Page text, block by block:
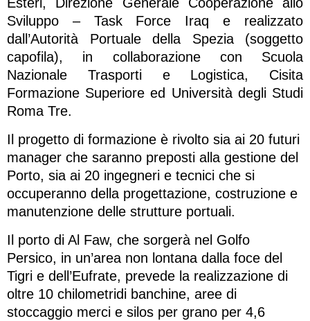
Sviluppo – Task Force Iraq e realizzato
dall’Autorità Portuale della Spezia (soggetto
capofila), in collaborazione con Scuola
Nazionale Trasporti e Logistica, Cisita
Formazione Superiore ed Università degli Studi
Roma Tre.
Il progetto di formazione è rivolto sia ai 20 futuri
manager che saranno preposti alla gestione del
Porto, sia ai 20 ingegneri e tecnici che si
occuperanno della progettazione, costruzione e
manutenzione delle strutture portuali.
Il porto di Al Faw, che sorgerà nel Golfo
Persico, in un’area non lontana dalla foce del
Tigri e dell’Eufrate, prevede la realizzazione di
oltre 10 chilometridi banchine, aree di
stoccaggio merci e silos per grano per 4,6